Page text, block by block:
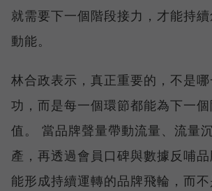
就需要下一個階段接力，才能持
動能。
林合政表示，真正重要的，不是
功，而是每一個環節都能為下一
值。 當品牌聲量帶動流量、流量
產，再透過會員口碑與數據反哺
能形成持續運轉的品牌飛輪，而